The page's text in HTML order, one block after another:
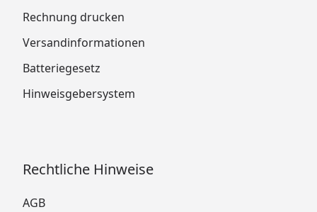
Rechnung drucken
Versandinformationen
Batteriegesetz
Hinweisgebersystem
Rechtliche Hinweise
AGB